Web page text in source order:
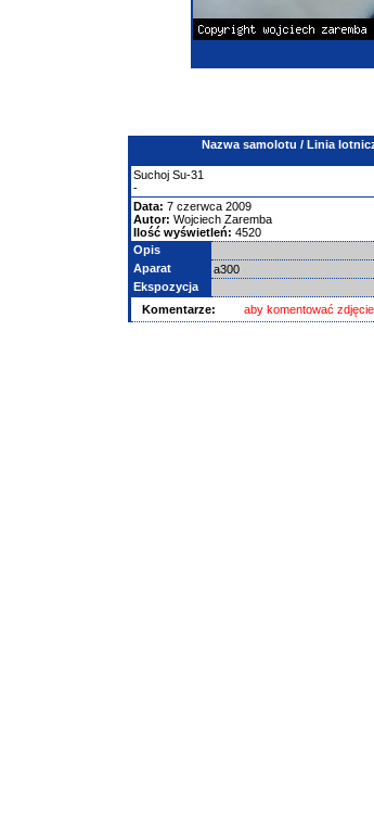
Nazwa samolotu / Linia
Suchoj Su-31
-
Data: 7 czerwca 2009
Autor: Wojciech Zaremba
Ilość wyświetleń: 4520
Opis
Aparat
a300
Ekspozycja
Komentarze:
aby komentować